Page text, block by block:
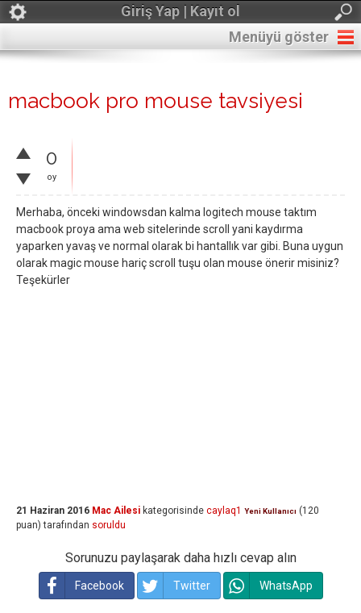
Giriş Yap | Kayıt ol
Menüyü göster
macbook pro mouse tavsiyesi
0
oy
Merhaba, önceki windowsdan kalma logitech mouse taktım
macbook proya ama web sitelerinde scroll yani kaydırma
yaparken yavaş ve normal olarak bi hantallık var gibi. Buna uygun
olarak magic mouse hariç scroll tuşu olan mouse önerir misiniz?
Teşekürler
21 Haziran 2016 Mac Ailesi kategorisinde caylaq1 Yeni Kullanıcı (120
puan) tarafından soruldu
Sorunuzu paylaşarak daha hızlı cevap alın
Facebook Twitter WhatsApp